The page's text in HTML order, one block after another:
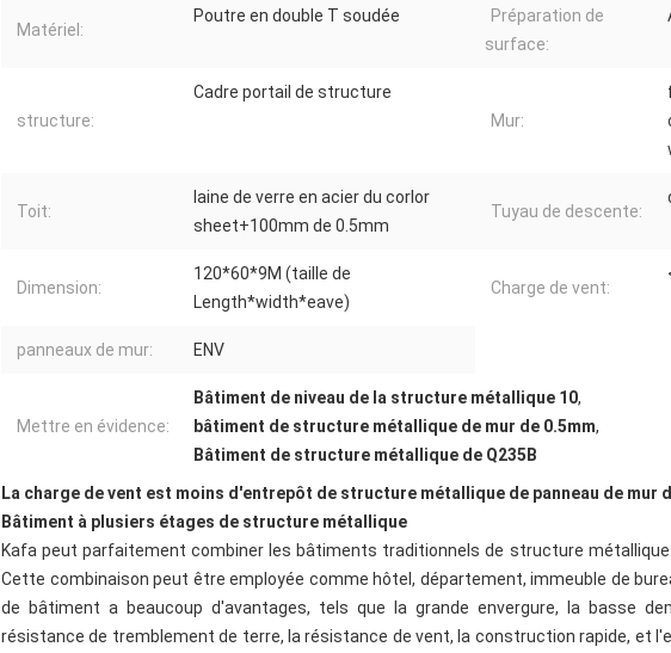
Matériel:
Poutre en double T soudée
Préparation de
surface:
structure:
Cadre portail de structure
Mur:
Toit:
laine de verre en acier du corlor
sheet+100mm de 0.5mm
Tuyau de descente:
Dimension:
120*60*9M (taille de
Length*width*eave)
Charge de vent:
panneaux de mur: ENV
Mettre en évidence:
Bâtiment de niveau de la structure métallique 10,
bâtiment de structure métallique de mur de 0.5mm,
Bâtiment de structure métallique de Q235B
La charge de vent est moins d'entrepôt de structure métallique de panneau de mur
Bâtiment à plusiers étages de structure métallique
Kafa peut parfaitement combiner les bâtiments traditionnels de structure
Cette combinaison peut être employée comme hôtel, département, immeuble de
de bâtiment a beaucoup d'avantages, tels que la grande envergure, la basse
résistance de tremblement de terre, la résistance de vent, la construction rapide, et